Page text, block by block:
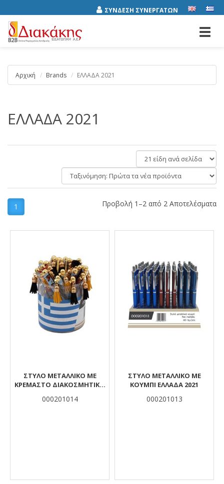
ΣΥΝΔΕΣΗ ΣΥΝΕΡΓΑΤΩΝ
Αρχική Brands ΕΛΛΑΔΑ 2021
ΕΛΛΑΔΑ 2021
είδη
ανά
σελίδα
Ταξινόμηση:
1 Προβολή 1–2 από 2 Αποτελέσματα
Αποτελέσματα
ΣΤΥΛΟ ΜΕΤΑΛΛΙΚΌ ΜΕ
ΚΡΕΜΑΣΤΌ ΔΙΑΚΟΣΜΗΤΙΚΌ
000201014
ΣΤΥΛΌ ΜΕΤΑΛΛΙΚΌ ΜΕ
ΚΟΥΜΠΙ ΕΛΛΆΔΑ 2021
000201013